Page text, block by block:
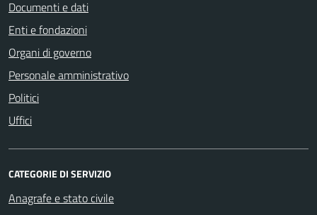
Documenti e dati
Enti e fondazioni
Organi di governo
Personale amministrativo
Politici
Uffici
CATEGORIE DI SERVIZIO
Anagrafe e stato civile